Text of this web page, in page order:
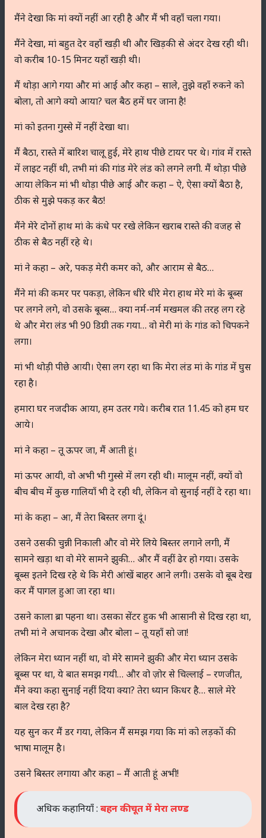
मैंने देखा कि मां क्यों नहीं आ रही है और मैं भी वहाँ चला गया।
मैंने देखा, मां बहुत देर वहाँ खड़ी थी और खिड़की से अंदर देख रही थी।
वो करीब 10-15 मिनट यहाँ खड़ी थी।
मैं थोड़ा आगे गया और मां आई और कहा – साले, तुझे वहाँ रुकने को
बोला, तो आगे क्यो आया? चल बैठ हमें घर जाना है!
मां को इतना गुस्से में नहीं देखा था।
मैं बैठा, रास्ते में बारिश चालू हुई, मेरे हाथ पीछे टायर पर थे। गांव में रास्ते
में लाइट नहीं थी, तभी मां की गांड मेरे लंड को लगने लगी. मैं थोड़ा पीछे
आया लेकिन मां भी थोड़ा पीछे आई और कहा – ऐ, ऐसा क्यों बैठा है,
ठीक से मुझे पकड़ कर बैठ!
मैंने मेरे दोनों हाथ मां के कंधे पर रखे लेकिन खराब रास्ते की वजह से
ठीक से बैठ नहीं रहे थे।
मां ने कहा – अरे, पकड़ मेरी कमर को, और आराम से बैठ…
मैंने मां की कमर पर पकड़ा, लेकिन धीरे धीरे मेरा हाथ मेरे मां के बूब्स
पर लगने लगे, वो उसके बूब्स… क्या नर्म-नर्म मखमल की तरह लग रहे
थे और मेरा लंड भी 90 डिग्री तक गया… वो मेरी मां के गांड को चिपकने
लगा।
मां भी थोड़ी पीछे आयी। ऐसा लग रहा था कि मेरा लंड मां के गांड में घुस
रहा है।
हमारा घर नजदीक आया, हम उतर गये। करीब रात 11.45 को हम घर
आये।
मां ने कहा – तू ऊपर जा, मैं आती हूं।
मां ऊपर आयी, वो अभी भी गुस्से में लग रही थी। मालूम नहीं, क्यों वो
बीच बीच में कुछ गालियाँ भी दे रही थी, लेकिन वो सुनाई नहीं दे रहा था।
मां के कहा – आ, मैं तेरा बिस्तर लगा दूं।
उसने उसकी चुन्नी निकाली और वो मेरे लिये बिस्तर लगाने लगी, मैं
सामने खड़ा था वो मेरे सामने झुकी… और मैं वहीं ढेर हो गया। उसके
बूब्स इतने दिख रहे थे कि मेरी आंखें बाहर आने लगी। उसके वो बूब देख
कर मैं पागल हुआ जा रहा था।
उसने काला ब्रा पहना था। उसका सेंटर हुक भी आसानी से दिख रहा था,
तभी मां ने अचानक देखा और बोला – तू यहाँ सो जा!
लेकिन मेरा ध्यान नहीं था, वो मेरे सामने झुकी और मेरा ध्यान उसके
बूब्स पर था, ये बात समझ गयी… और वो ज़ोर से चिल्लाई – रणजीत,
मैंने क्या कहा सुनाई नहीं दिया क्या? तेरा ध्यान किधर है… साले मेरे
बाल देख रहा है?
यह सुन कर मैं डर गया, लेकिन मैं समझ गया कि मां को लड़कों की
भाषा मालूम है।
उसने बिस्तर लगाया और कहा – मैं आती हूं अभी!
अधिक कहानियाँ : बहन की चूत में मेरा लण्ड